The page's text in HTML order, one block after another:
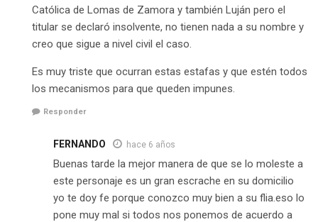
Católica de Lomas de Zamora y también Luján pero el
titular se declaró insolvente, no tienen nada a su nombre y
creo que sigue a nivel civil el caso.
Es muy triste que ocurran estas estafas y que estén todos
los mecanismos para que queden impunes.
Responder
FERNANDO hace 6 años
Buenas tarde la mejor manera de que se lo moleste a
este personaje es un gran escrache en su domicilio
yo te doy fe porque conozco muy bien a su flia.eso lo
pone muy mal si todos nos ponemos de acuerdo a